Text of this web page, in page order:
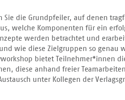
die Grundpfeiler, auf denen
welche Komponenten für ein
werden betrachtet und
wie diese Zielgruppen so genau
bietet Teilnehmer*innen
diese anhand freier
unter Kollegen der